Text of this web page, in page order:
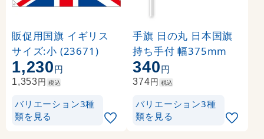
販促用国旗 イギリス
サイズ:小 (23671)
1,230円
1,353円 税込
バリエーション3種
類を見る
手旗 日の丸 日本国旗
持ち手付 幅375mm
340円
374円 税込
バリエーション3種
類を見る